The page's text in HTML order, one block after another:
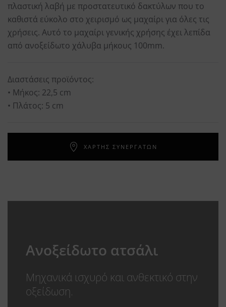
πλαστική λαβή με προστατευτικό δακτύλων που το
καθιστά εύκολο στο χειρισμό ως μαχαίρι για όλες τις
χρήσεις. Αυτό το μαχαίρι γενικής χρήσης έχει λεπίδα
από ανοξείδωτο χάλυβα μήκους 100mm.
Διαστάσεις προϊόντος:
• Μήκος: 22,5 cm
• Πλάτος: 5 cm
ΧΑΡΤΗΣ ΣΥΝΕΡΓΑΤΩΝ
Ανοξείδωτο ατσάλι
Μηχανικά ισχυρό και ανθεκτικό στην
οξείδωση.